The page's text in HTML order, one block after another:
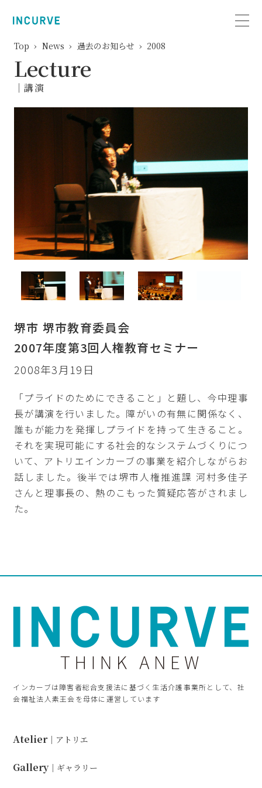
Top News 過去のお知らせ 2008
Lecture
｜講演
堺市 堺市教育委員会
2007年度第3回人権教育セミナー
2008年3月19日
「プライドのためにできること」と題し、今中理事
長が講演を行いました。障がいの有無に関係なく、
誰もが能力を発揮しプライドを持って生きること。
それを実現可能にする社会的なシステムづくりにつ
いて、アトリエインカーブの事業を紹介しながらお
話しました。後半では堺市人権推進課 河村多佳子
さんと理事長の、熱のこもった質疑応答がされまし
た。
インカーブは障害者総合支援法に基づく生活介護事業所として、社
会福祉法人素王会を母体に運営しています
Atelier｜アトリエ
Gallery｜ギャラリー